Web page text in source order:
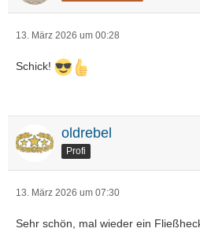
13. März 2026 um 00:28
Schick!
oldrebel
Profi
13. März 2026 um 07:30
Sehr schön, mal wieder ein